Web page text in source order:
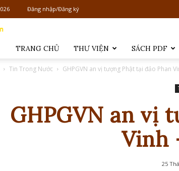
Đăng nhập/Đăng ký
giáo
Việt
TRANG CHỦ THƯ VIỆN SÁCH PDF
Tin Trong Nước GHPGVN an vị tượng Phật tại đảo Phan
GHPGVN an vị
Vinh
25